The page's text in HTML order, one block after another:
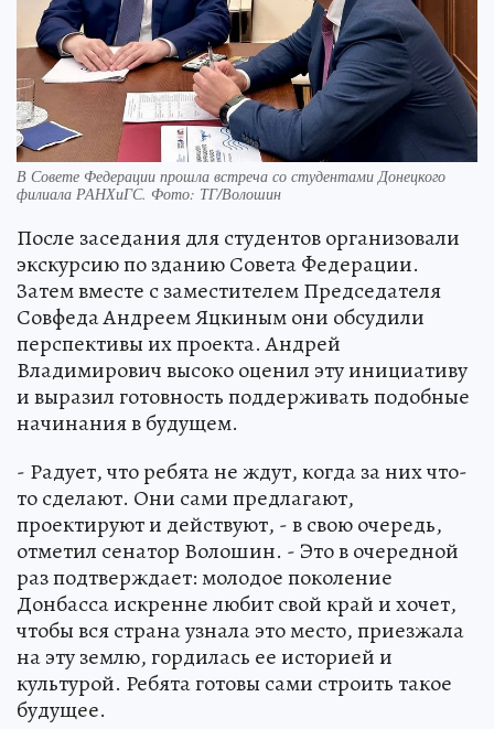
В Совете Федерации прошла встреча со студентами Донецкого
филиала РАНХиГС. Фото: ТГ/Волошин
После заседания для студентов организовали
экскурсию по зданию Совета Федерации.
Затем вместе с заместителем Председателя
Совфеда Андреем Яцкиным они обсудили
перспективы их проекта. Андрей
Владимирович высоко оценил эту инициативу
и выразил готовность поддерживать подобные
начинания в будущем.
- Радует, что ребята не ждут, когда за них что-
то сделают. Они сами предлагают,
проектируют и действуют, - в свою очередь,
отметил сенатор Волошин. - Это в очередной
раз подтверждает: молодое поколение
Донбасса искренне любит свой край и хочет,
чтобы вся страна узнала это место, приезжала
на эту землю, гордилась ее историей и
культурой. Ребята готовы сами строить такое
будущее.